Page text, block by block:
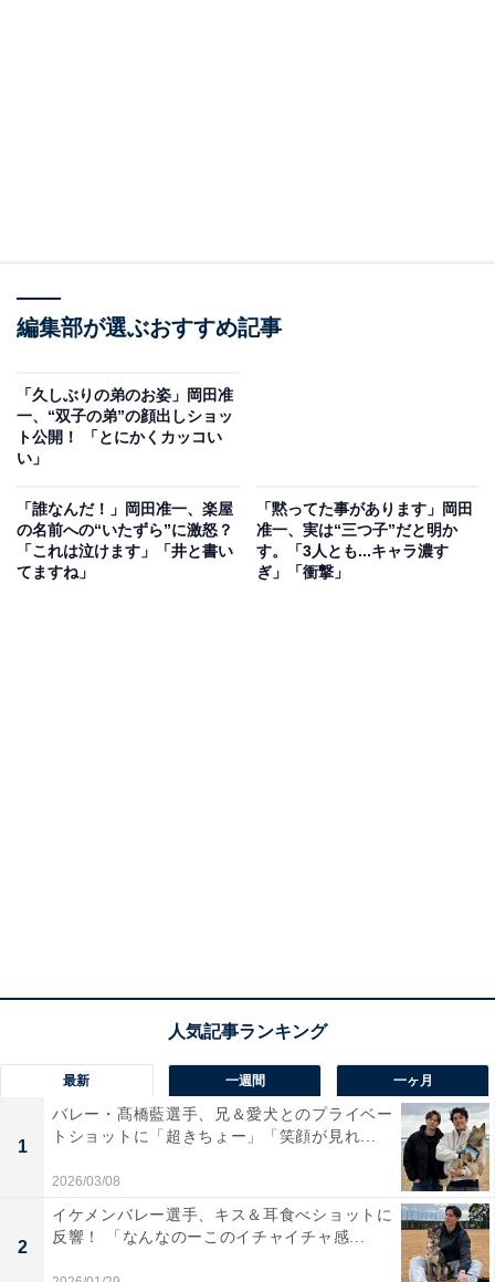
編集部が選ぶおすすめ記事
「久しぶりの弟のお姿」岡田准
一、“双子の弟”の顔出しショッ
ト公開！ 「とにかくカッコい
い」
「誰なんだ！」岡田准一、楽屋
の名前への“いたずら”に激怒？
「これは泣けます」「井と書い
てますね」
「黙ってた事があります」岡田
准一、実は“三つ子”だと明か
す。「3人とも...キャラ濃す
ぎ」「衝撃」
最新 一週間 一ヶ月
1
バレー・髙橋藍選手、兄＆愛犬とのプライベー
トショットに「超きちょー」「笑顔が見れ...
2026/03/08
2
イケメンバレー選手、キス＆耳食べショットに
反響！ 「なんなのーこのイチャイチャ感...